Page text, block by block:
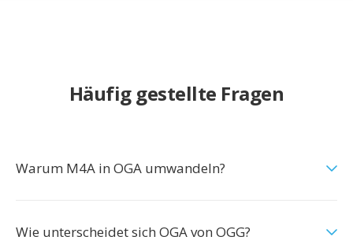
Häufig gestellte Fragen
Warum M4A in OGA umwandeln?
Wie unterscheidet sich OGA von OGG?